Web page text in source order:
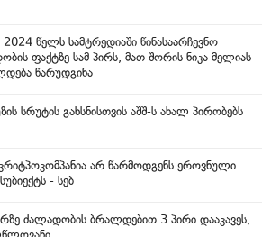
წელს სამტრედიაში წინასაარჩევნო
ფაქტზე სამ პირს, მათ შორის ნიკა მელიას
წარუდგინა
სრუტის გახსნისთვის აშშ-ს ახალ პირობებს
არ წარმოდგენს ეროვნული
- სებ
ძალადობის ბრალდებით 3 პირი დააკავეს,